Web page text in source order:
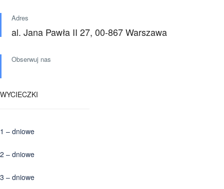
Adres
al. Jana Pawła II 27, 00-867 Warszawa
Obserwuj nas
WYCIECZKI
1 – dniowe
2 – dniowe
3 – dniowe